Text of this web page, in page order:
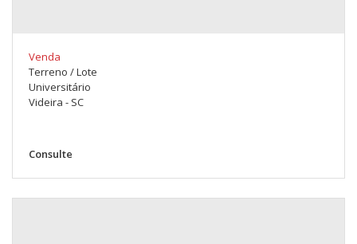
Venda
Terreno / Lote
Universitário
Videira - SC
Consulte